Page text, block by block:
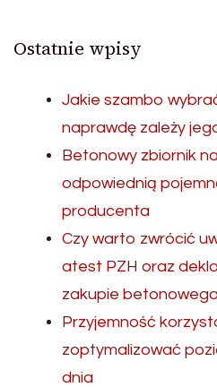
Ostatnie wpisy
Jakie szambo
naprawdę zależy
Betonowy zbiornik
odpowiednią
producenta
Czy warto zwrócić
atest PZH oraz
zakupie
Przyjemność
zoptymalizować
dnia